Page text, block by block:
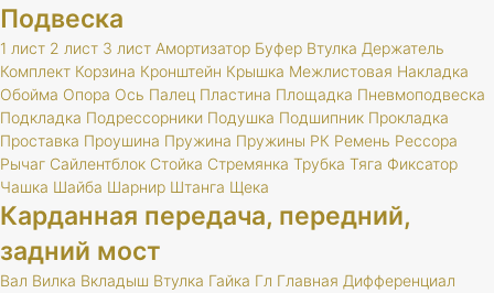
Подвеска
1 лист 2 лист 3 лист Амортизатор Буфер Втулка Держатель
Комплект Корзина Кронштейн Крышка Межлистовая Накладка
Обойма Опора Ось Палец Пластина Площадка Пневмоподвеска
Подкладка Подрессорники Подушка Подшипник Прокладка
Проставка Проушина Пружина Пружины РК Ремень Рессора
Рычаг Сайлентблок Стойка Стремянка Трубка Тяга Фиксатор
Чашка Шайба Шарнир Штанга Щека
Карданная передача, передний,
задний мост
Вал Вилка Вкладыш Втулка Гайка Гл Главная Дифференциал